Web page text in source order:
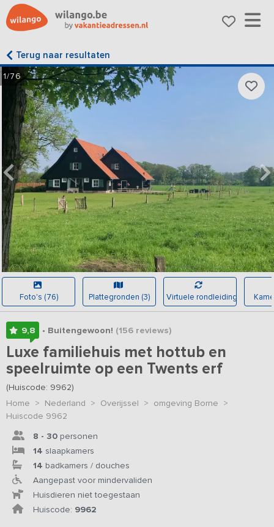
Terug naar resultaten
1/76
Foto's (76) Plattegronden (3) Virtuele rondleiding
9,8 • Buitengewoon! (156reviews)
Luxe familiehuis met hottub en
speelruimte op een Twents erf
(Huiscode: 9962)
Home > Nederland > Overijssel > omgeving Borne >
Huiscode 9962
8 - 30 personen
14 slaapkamers
14 badkamers / douches
Aangepast voor mindervaliden
Huisdieren niet toegestaan
Huiscode: 9962